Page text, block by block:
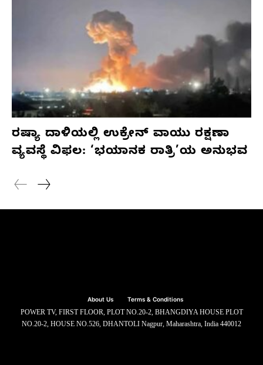
ರಷ್ಯಾ ದಾಳಿಯಲ್ಲಿ ಉಕ್ರೇನ್ ವಾಯು ರಕ್ಷಣಾ
ವ್ಯವಸ್ಥೆ ವಿಫಲ: ‘ಭಯಾನಕ ರಾತ್ರಿ’ಯ ಅನುಭವ
About Us Terms & Conditions
POWER TV, FIRST FLOOR, PLOT NO.20-2, BHANGDIYA HOUSE PLOT
NO.20-2, HOUSE NO.526, DHANTOLI Nagpur, Maharashtra, India 440012